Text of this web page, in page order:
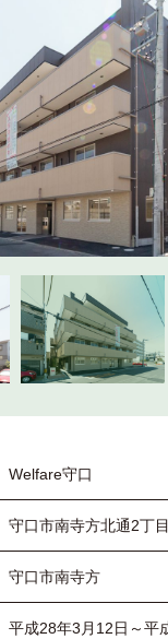
Welfare守口
守口市南寺方北通2丁
守口市南寺方
平成28年3月12日～平